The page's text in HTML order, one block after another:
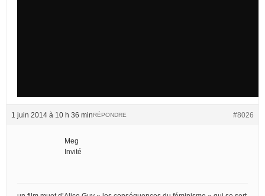
1 juin 2014 à 10 h 36 min #8026
RÉPONDRE
Meg
Invité